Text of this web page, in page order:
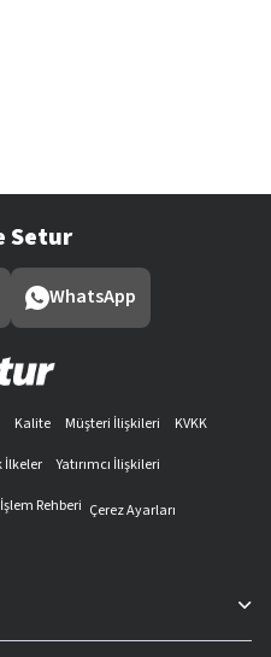
Setur
WhatsApp
Kalite Müşteri İlişkileri
KVKK
İlkeler
Yatırımcı İlişkileri
İşlem Rehberi Çerez Ayarları